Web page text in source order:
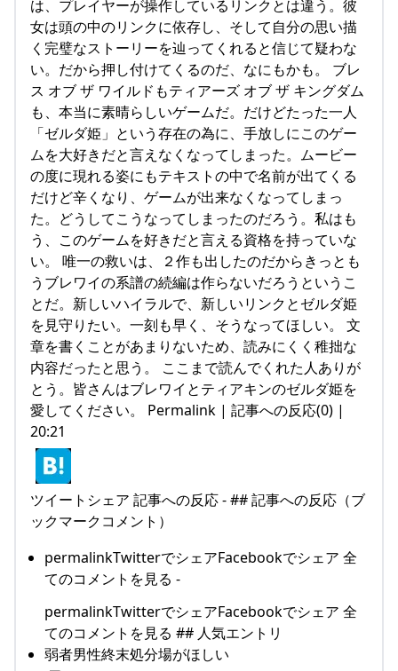
は、プレイヤーが操作しているリンクとは違う。彼
女は頭の中のリンクに依存し、そして自分の思い描
く完璧なストーリーを辿ってくれると信じて疑わな
い。だから押し付けてくるのだ、なにもかも。 ブレ
ス オブ ザ ワイルドもティアーズ オブ ザ キングダム
も、本当に素晴らしいゲームだ。だけどたった一人
「ゼルダ姫」という存在の為に、手放しにこのゲー
ムを大好きだと言えなくなってしまった。ムービー
の度に現れる姿にもテキストの中で名前が出てくる
だけど辛くなり、ゲームが出来なくなってしまっ
た。どうしてこうなってしまったのだろう。私はも
う、このゲームを好きだと言える資格を持っていな
い。 唯一の救いは、２作も出したのだからきっとも
うブレワイの系譜の続編は作らないだろうというこ
とだ。新しいハイラルで、新しいリンクとゼルダ姫
を見守りたい。一刻も早く、そうなってほしい。 文
章を書くことがあまりないため、読みにくく稚拙な
内容だったと思う。 ここまで読んでくれた人ありが
とう。皆さんはブレワイとティアキンのゼルダ姫を
愛してください。 Permalink | 記事への反応(0) |
20:21
ツイートシェア 記事への反応 - ## 記事への反応（ブ
ックマークコメント）
permalinkTwitterでシェアFacebookでシェア 全
てのコメントを見る -
permalinkTwitterでシェアFacebookでシェア 全
てのコメントを見る ## 人気エントリ
弱者男性終末処分場がほしい